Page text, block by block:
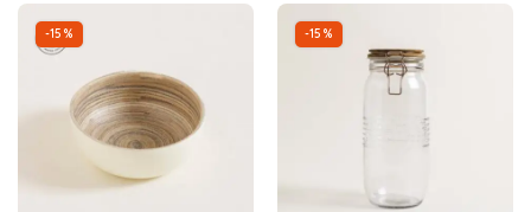
-15% -15%